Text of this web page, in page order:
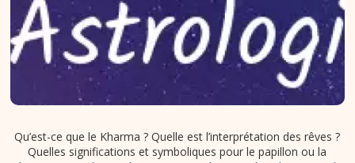
Qu’est-ce que le Kharma ? Quelle est l’interprétation des rêves ?
Quelles significations et symboliques pour le papillon ou la